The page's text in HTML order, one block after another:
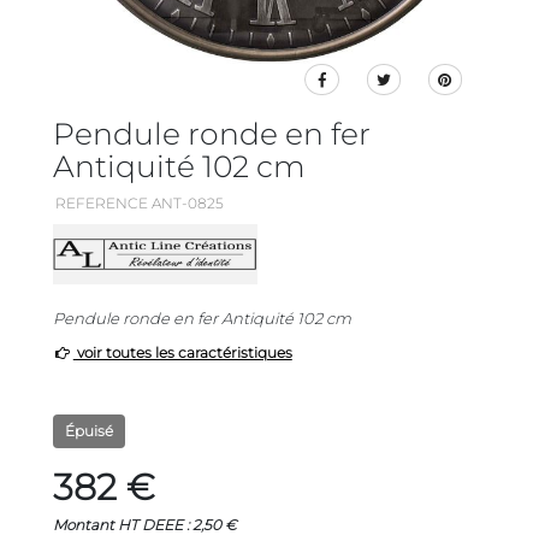
Pendule ronde en fer
Antiquité 102 cm
REFERENCE ANT-0825
Pendule ronde en fer Antiquité 102 cm
voir toutes les caractéristiques
Épuisé
382 €
Montant HT DEEE : 2,50 €